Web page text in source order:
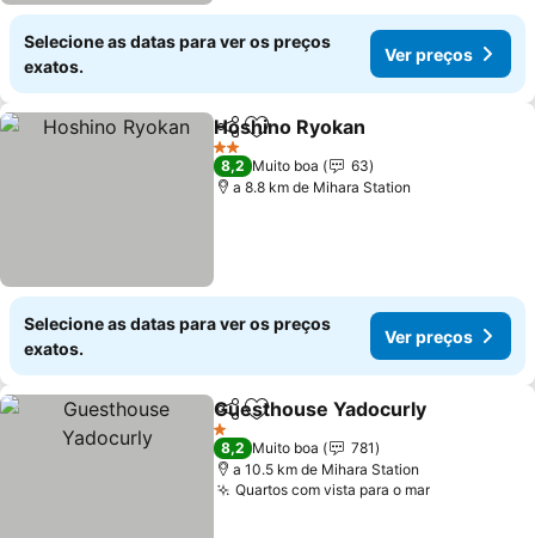
Selecione as datas para ver os preços
exatos.
Ver preços
PartilharAdicionar aos favoritos
Hoshino Ryokan
2 Estrelas
8,2 Muito boa
63
a 8.8 km de Mihara Station
Selecione as datas para ver os preços
exatos.
Ver preços
PartilharAdicionar aos favoritos
Guesthouse Yadocurly
1 Estrelas
8,2 Muito boa
781
a 10.5 km de Mihara Station
Quartos com vista para o marVer preços